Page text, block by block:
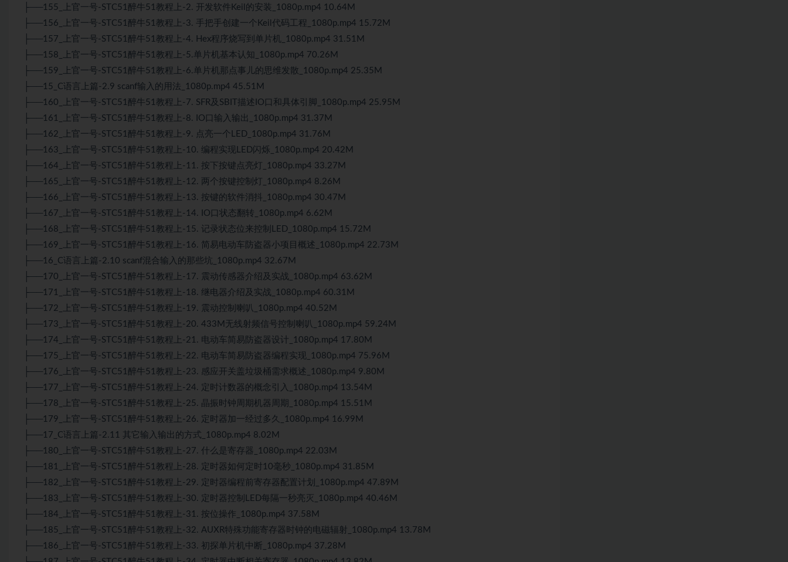
├──155_上官一号-STC51醉牛51教程上-2. 开发软件Keil的安装_1080p.mp4 10.64M
├──156_上官一号-STC51醉牛51教程上-3. 手把手创建一个Keil代码工程_1080p.mp4 15.72M
├──157_上官一号-STC51醉牛51教程上-4. Hex程序烧写到单片机_1080p.mp4 31.51M
├──158_上官一号-STC51醉牛51教程上-5.单片机基本认知_1080p.mp4 70.26M
├──159_上官一号-STC51醉牛51教程上-6.单片机那点事儿的思维发散_1080p.mp4 25.35M
├──15_C语言上篇-2.9 scanf输入的用法_1080p.mp4 45.51M
├──160_上官一号-STC51醉牛51教程上-7. SFR及SBIT描述IO口和具体引脚_1080p.mp4 25.95M
├──161_上官一号-STC51醉牛51教程上-8. IO口输入输出_1080p.mp4 31.37M
├──162_上官一号-STC51醉牛51教程上-9. 点亮一个LED_1080p.mp4 31.76M
├──163_上官一号-STC51醉牛51教程上-10. 编程实现LED闪烁_1080p.mp4 20.42M
├──164_上官一号-STC51醉牛51教程上-11. 按下按键点亮灯_1080p.mp4 33.27M
├──165_上官一号-STC51醉牛51教程上-12. 两个按键控制灯_1080p.mp4 8.26M
├──166_上官一号-STC51醉牛51教程上-13. 按键的软件消抖_1080p.mp4 30.47M
├──167_上官一号-STC51醉牛51教程上-14. IO口状态翻转_1080p.mp4 6.62M
├──168_上官一号-STC51醉牛51教程上-15. 记录状态位来控制LED_1080p.mp4 15.72M
├──169_上官一号-STC51醉牛51教程上-16. 简易电动车防盗器小项目概述_1080p.mp4 22.73M
├──16_C语言上篇-2.10 scanf混合输入的那些坑_1080p.mp4 32.67M
├──170_上官一号-STC51醉牛51教程上-17. 震动传感器介绍及实战_1080p.mp4 63.62M
├──171_上官一号-STC51醉牛51教程上-18. 继电器介绍及实战_1080p.mp4 60.31M
├──172_上官一号-STC51醉牛51教程上-19. 震动控制喇叭_1080p.mp4 40.52M
├──173_上官一号-STC51醉牛51教程上-20. 433M无线射频信号控制喇叭_1080p.mp4 59.24M
├──174_上官一号-STC51醉牛51教程上-21. 电动车简易防盗器设计_1080p.mp4 17.80M
├──175_上官一号-STC51醉牛51教程上-22. 电动车简易防盗器编程实现_1080p.mp4 75.96M
├──176_上官一号-STC51醉牛51教程上-23. 感应开关盖垃圾桶需求概述_1080p.mp4 9.80M
├──177_上官一号-STC51醉牛51教程上-24. 定时计数器的概念引入_1080p.mp4 13.54M
├──178_上官一号-STC51醉牛51教程上-25. 晶振时钟周期机器周期_1080p.mp4 15.51M
├──179_上官一号-STC51醉牛51教程上-26. 定时器加一经过多久_1080p.mp4 16.99M
├──17_C语言上篇-2.11 其它输入输出的方式_1080p.mp4 8.02M
├──180_上官一号-STC51醉牛51教程上-27. 什么是寄存器_1080p.mp4 22.03M
├──181_上官一号-STC51醉牛51教程上-28. 定时器如何定时10毫秒_1080p.mp4 31.85M
├──182_上官一号-STC51醉牛51教程上-29. 定时器编程前寄存器配置计划_1080p.mp4 47.89M
├──183_上官一号-STC51醉牛51教程上-30. 定时器控制LED每隔一秒亮灭_1080p.mp4 40.46M
├──184_上官一号-STC51醉牛51教程上-31. 按位操作_1080p.mp4 37.58M
├──185_上官一号-STC51醉牛51教程上-32. AUXR特殊功能寄存器时钟的电磁辐射_1080p.mp4 13.78M
├──186_上官一号-STC51醉牛51教程上-33. 初探单片机中断_1080p.mp4 37.28M